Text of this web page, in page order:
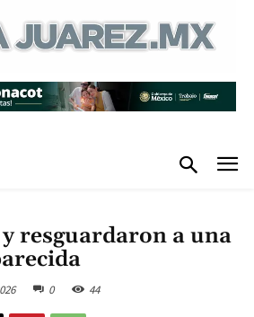
resguardaron a una
0 44